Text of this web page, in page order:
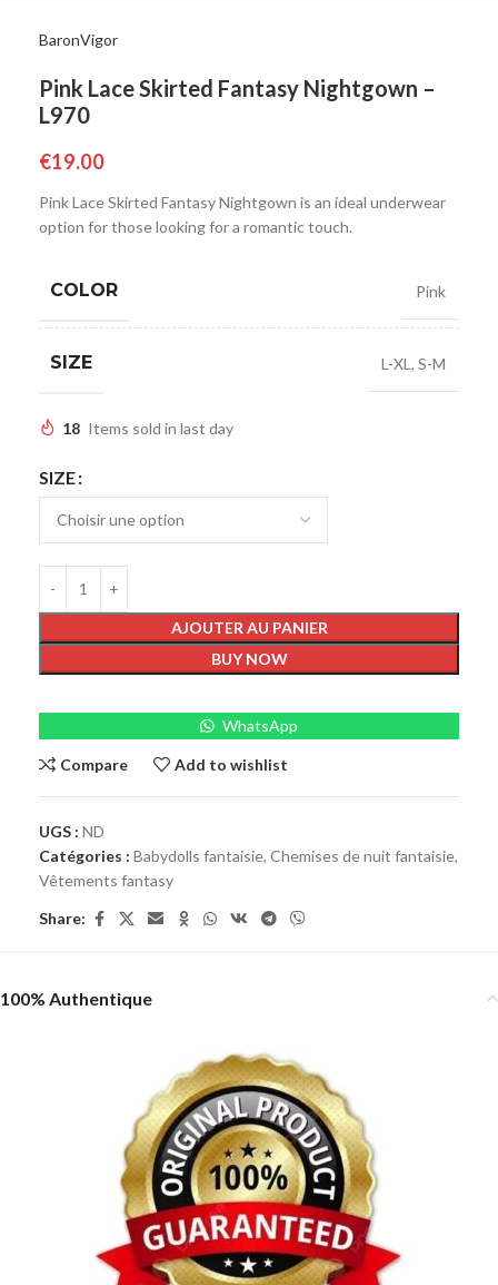
BaronVigor
Pink Lace Skirted Fantasy Nightgown –
L970
€19.00
Pink Lace Skirted Fantasy Nightgown is an ideal underwear
option for those looking for a romantic touch.
COLOR Pink
SIZE L-XL , S-M
18 Items sold in last day
SIZE
AJOUTER AU PANIER
BUY NOW
WhatsApp
Compare Add to wishlist
UGS : ND
Catégories : Babydolls fantaisie, Chemises de nuit fantaisie,
Vêtements fantasy
Share:
100% Authentique